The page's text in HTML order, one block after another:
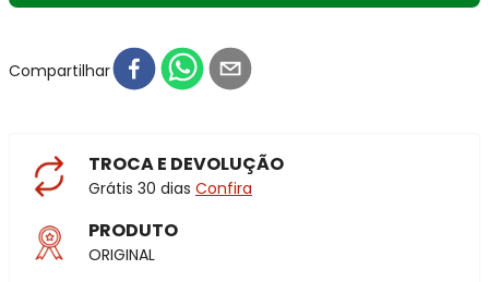
Compartilhar
TROCA E DEVOLUÇÃO
Grátis 30 dias Confira
PRODUTO
ORIGINAL